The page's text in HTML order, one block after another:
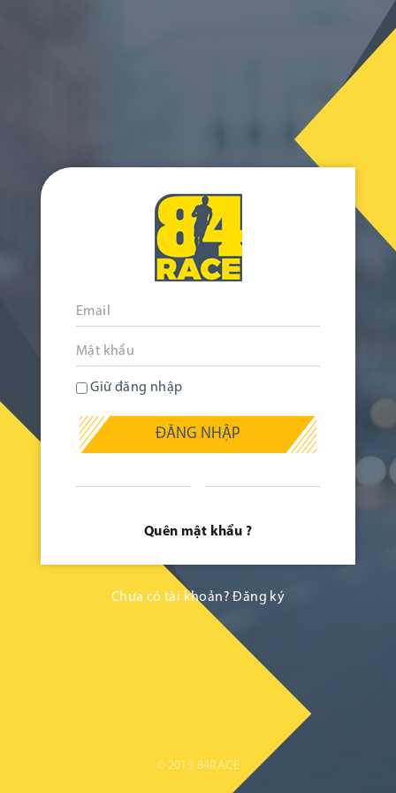
Giữ đăng nhập
ĐĂNG NHẬP
Quên mật khẩu ?
Chưa có tài khoản?Đăng ký
© 2019 84RACE